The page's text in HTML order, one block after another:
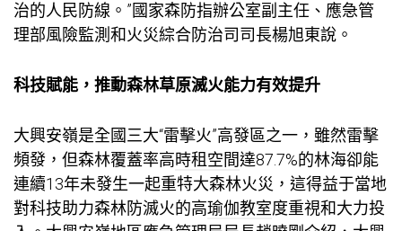
治的人民防線。”國家森防指辦公室副主任、應急管
理部風險監測和火災綜合防治司司長楊旭東說。
科技賦能，推動森林草原滅火能力有效提升
大興安嶺是全國三大“雷擊火”高發區之一，雖然雷擊
頻發，但森林覆蓋率高時租空間達87.7%的林海卻能
連續13年未發生一起重特大森林火災，這得益于當地
對科技助力森林防滅火的高瑜伽教室度重視和大力投